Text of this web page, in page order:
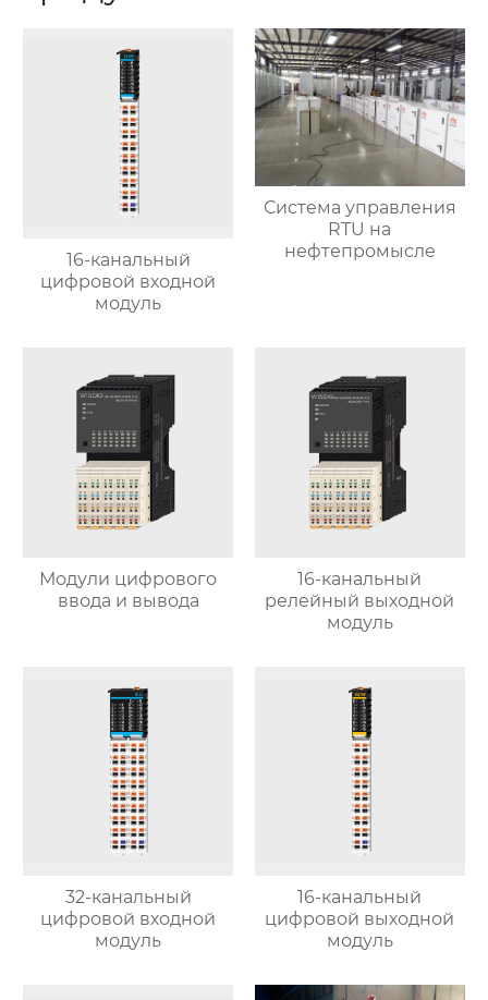
16-канальный
цифровой входной
модуль
Система управления
RTU на
нефтепромысле
Модули цифрового
ввода и вывода
16-канальный
релейный выходной
модуль
32-канальный
цифровой входной
модуль
16-канальный
цифровой выходной
модуль